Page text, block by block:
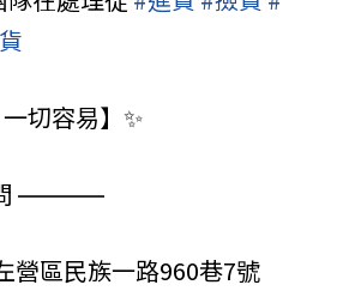
切容易】✨
⎼⎼⎼⎼⎼⎼
營區民族一路960巷7號